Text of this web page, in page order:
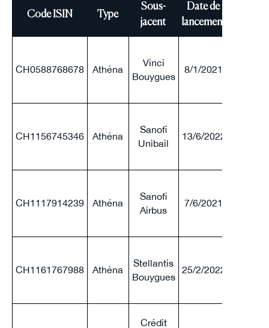
Code ISIN Type
Sous-
jacent
Date de
lancement
CH0588768678 Athéna
Vinci
Bouygues
8/1/2021
CH1156745346 Athéna
Sanofi
Unibail
13/6/2022
CH1117914239 Athéna
Sanofi
Airbus
7/6/2021
CH1161767988 Athéna
Stellantis
Bouygues
25/2/2022
Crédit